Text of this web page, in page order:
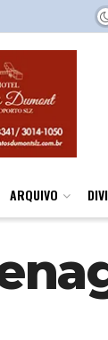
ARQUIVO